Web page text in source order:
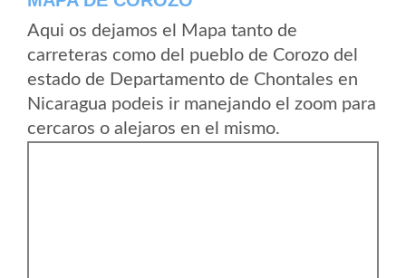
Aqui os dejamos el Mapa tanto de
carreteras como del pueblo de Corozo del
estado de Departamento de Chontales en
Nicaragua podeis ir manejando el zoom para
cercaros o alejaros en el mismo.